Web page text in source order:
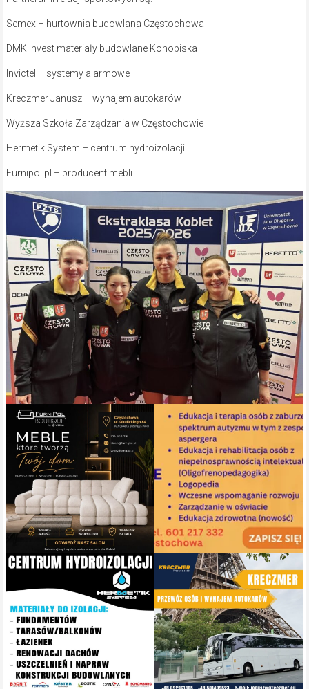
Semex – hurtownia budowlana Częstochowa
DMK Invest materiały budowlane Konopiska
Invictel – systemy alarmowe
Kreczmer Janusz – wynajem autokarów
Wyższa Szkoła Zarządzania w Częstochowie
Hermetik System – centrum hydroizolacji
Furnipol.pl – producent mebli